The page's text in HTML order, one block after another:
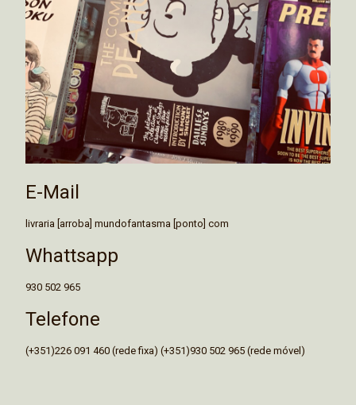
E-Mail
livraria [arroba] mundofantasma [ponto] com
Whattsapp
930 502 965
Telefone
(+351)226 091 460 (rede fixa) (+351)930 502 965 (rede móvel)